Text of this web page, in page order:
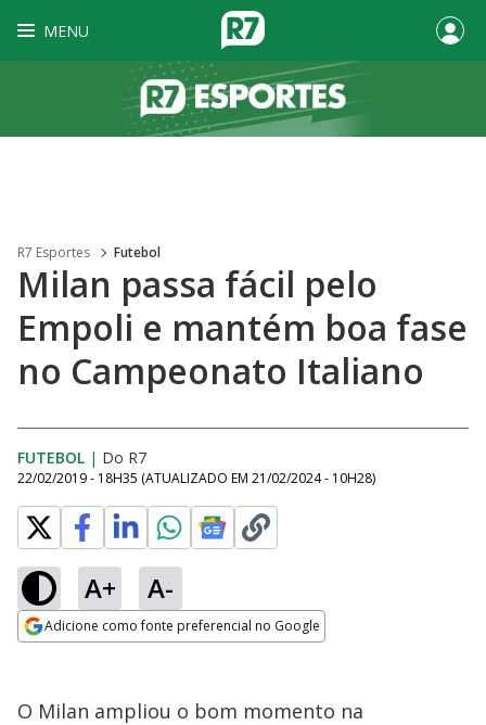
MENU
R7 Esportes Futebol
Milan passa fácil pelo
Empoli e mantém boa fase
no Campeonato Italiano
FUTEBOL | Do R7
22/02/2019 - 18H35 (ATUALIZADO EM 21/02/2024 - 10H28)
A+ A-
Adicione como fonte preferencial no Google
O Milan ampliou o bom momento na